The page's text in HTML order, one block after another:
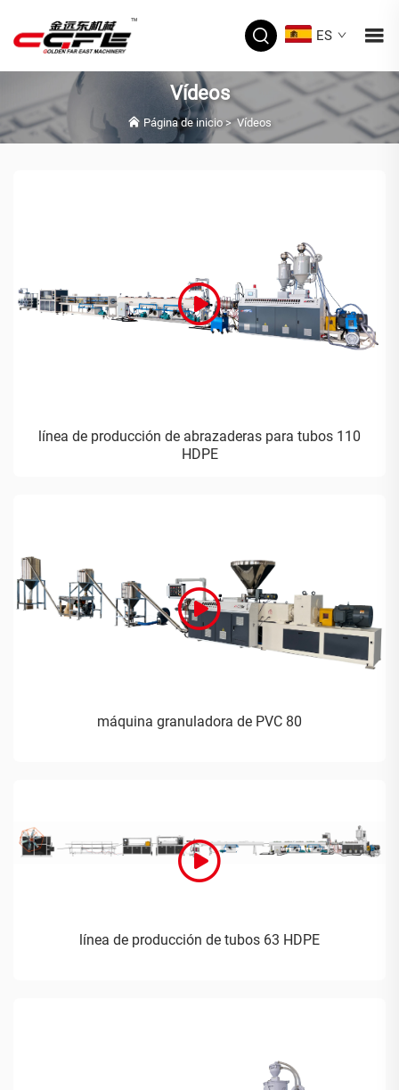
ES
Vídeos
Página de inicio>Vídeos
línea de producción de abrazaderas para tubos 110
HDPE
máquina granuladora de PVC 80
línea de producción de tubos 63 HDPE